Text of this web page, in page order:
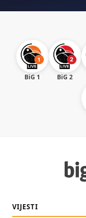
BiG 1 BiG 2
VIJESTI